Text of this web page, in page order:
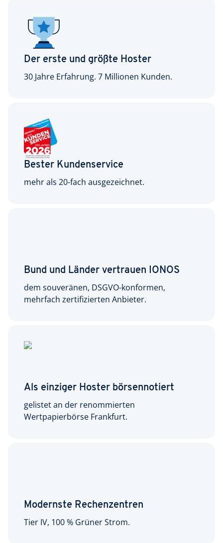
Der erste und größte Hoster
30 Jahre Erfahrung. 7 Millionen Kunden.
Bester Kundenservice
mehr als 20-fach ausgezeichnet.
Bund und Länder vertrauen IONOS
dem souveränen, DSGVO-konformen,
mehrfach zertifizierten Anbieter.
Als einziger Hoster börsennotiert
gelistet an der renommierten
Wertpapierbörse Frankfurt.
Modernste Rechenzentren
Tier IV, 100 % Grüner Strom.